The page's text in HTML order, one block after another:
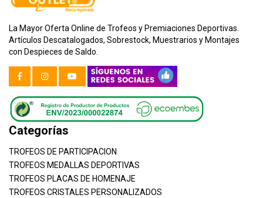
La Mayor Oferta Online de Trofeos y Premiaciones Deportivas.
Artículos Descatalogados, Sobrestock, Muestrarios y Montajes
con Despieces de Saldo.
Categorías
TROFEOS DE PARTICIPACION
TROFEOS MEDALLAS DEPORTIVAS
TROFEOS PLACAS DE HOMENAJE
TROFEOS CRISTALES PERSONALIZADOS